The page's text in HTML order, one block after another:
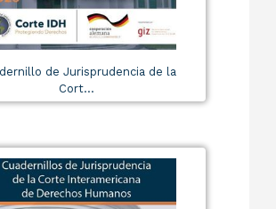
de Jurisprudencia de la
Cort...